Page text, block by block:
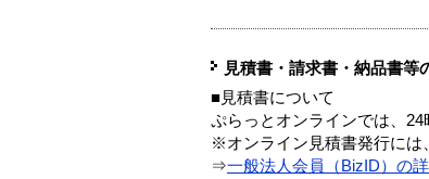
見積書・請求書・納品書等
■見積書について
ぷらっとオンラインでは、24
※オンライン見積書発行には
⇒一般法人会員（BizID）の